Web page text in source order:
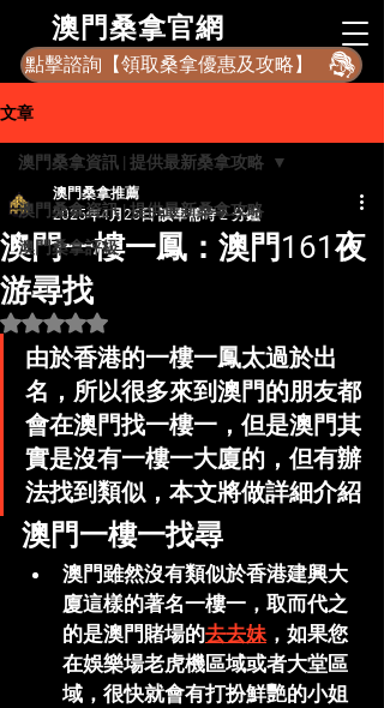
​澳門桑拿官網
點擊諮詢【領取桑拿優惠及攻略】
文章
澳門桑拿資訊 | 提供最新桑拿攻略
澳門桑拿評級
澳門桑拿資訊 | 提供最新桑拿攻略
澳門一樓一鳳：澳門161夜
游尋找
澳門桑拿推薦
2025年4月25日 讀畢需時 2 分鐘
評等為 NaN（最高為 5 顆星）。
由於香港的一樓一鳳太過於出
名，所以很多來到澳門的朋友都
會在澳門找一樓一，但是澳門其
實是沒有一樓一大廈的，但有辦
法找到類似，本文將做詳細介紹
澳門一樓一找尋
澳門雖然沒有類似於香港建興大
廈這樣的著名一樓一，取而代之
的是澳門賭場的去去妹，如果您
在娛樂場老虎機區域或者大堂區
域，很快就會有打扮鮮艷的小姐